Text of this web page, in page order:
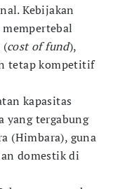
Kebijakan
(cost of fund),
tetap kompetitif
kapasitas
yang tergabung
(Himbara), guna
domestik di